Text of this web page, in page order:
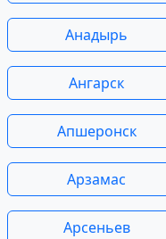
Анадырь
Ангарск
Апшеронск
Арзамас
Арсеньев